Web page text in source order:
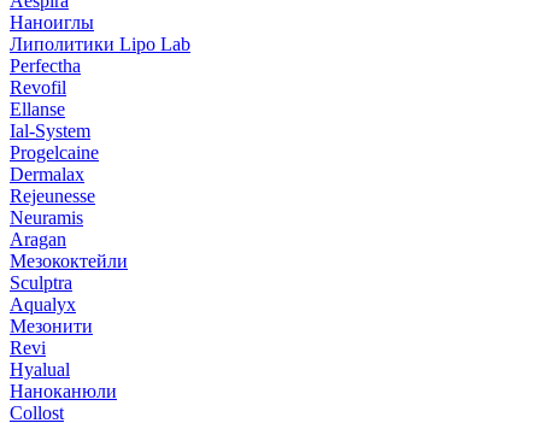
Наноиглы
Липолитики Lipo Lab
Perfectha
Revofil
Ellanse
Ial-System
Progelcaine
Dermalax
Rejeunesse
Neuramis
Aragan
Мезококтейли
Sculptra
Aqualyx
Мезонити
Revi
Hyalual
Наноканюли
Collost